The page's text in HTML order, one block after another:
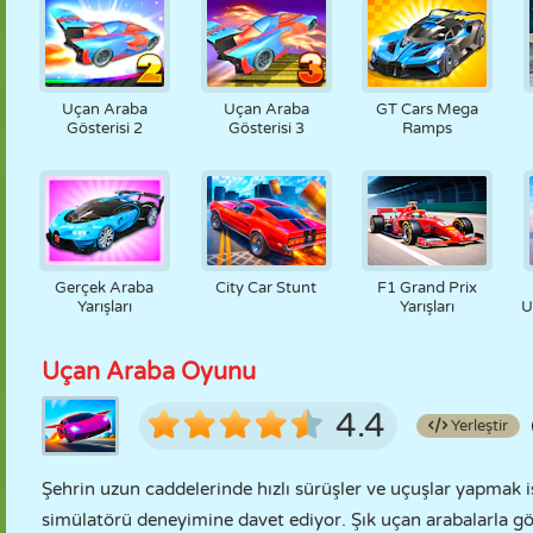
Uçan Araba
Gösterisi 2
Uçan Araba
Gösterisi 3
GT Cars Mega
Ramps
Gerçek Araba
Yarışları
City Car Stunt
F1 Grand Prix
Yarışları
Uçan Araba Oyunu
4.4 Yerleştir
Şehrin uzun caddelerinde hızlı sürüşler ve uçuşlar
simülatörü deneyimine davet ediyor. Şık uçan arabalarla